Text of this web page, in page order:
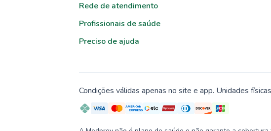
Rede de atendimento
Profissionais de saúde
Preciso de ajuda
Condições válidas apenas no site e app. Unidades